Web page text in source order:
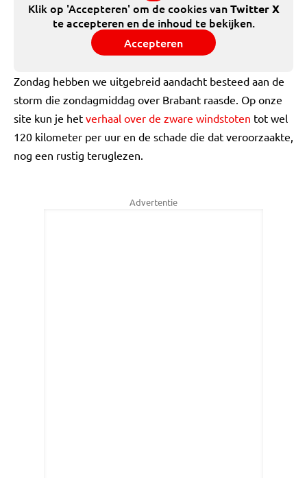
Klik op 'Accepteren' om de cookies vanTwitter X
te accepteren en de inhoud te bekijken.
Accepteren
Zondag hebben we uitgebreid aandacht besteed aan de
storm die zondagmiddag over Brabant raasde. Op onze
site kun je het verhaal over de zware windstoten tot wel
120 kilometer per uur en de schade die dat veroorzaakte,
nog een rustig teruglezen.
Advertentie